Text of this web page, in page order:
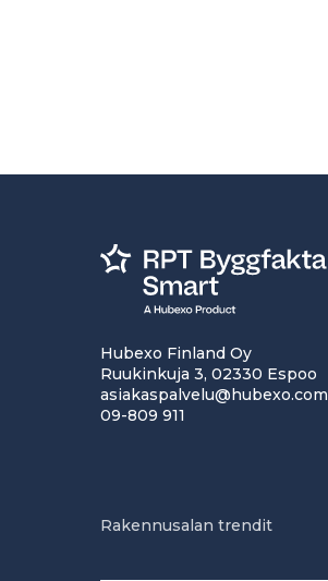
Hubexo Finland Oy
Ruukinkuja 3, 02330 Espoo
asiakaspalvelu@hubexo.com
09-809 911
Rakennusalan trendit